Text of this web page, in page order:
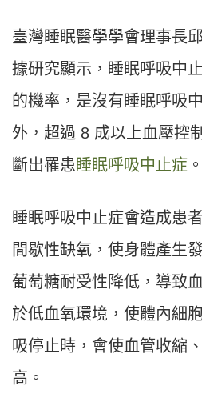
臺灣睡眠醫學學會理事長
據研究顯示，睡眠呼吸中
的機率，是沒有睡眠呼吸
外，超過 8 成以上血壓控
斷出罹患睡眠呼吸中止症 。
睡眠呼吸中止症會造成患
間歇性缺氧，使身體產生
葡萄糖耐受性降低，導致
於低血氧環境，使體內細
吸停止時，會使血管收縮
高。